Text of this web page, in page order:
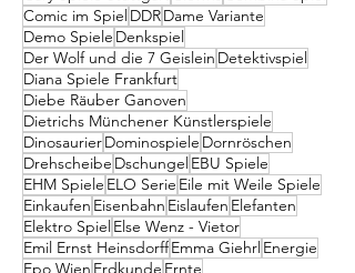
Comic im SpielDDRDame Variante
Demo Spiele Denkspiel
Der Wolf und die 7 Geislein Detektivspiel
Diana Spiele Frankfurt
Diebe Räuber Ganoven
Dietrichs Münchener Künstlerspiele
DinosaurierDominospiele Dornröschen
Drehscheibe DschungelEBU Spiele
EHM Spiele ELO Serie Eile mit Weile Spiele
Einkaufen Eisenbahn Eislaufen Elefanten
Elektro SpielElse Wenz - Vietor
Emil Ernst HeinsdorffEmma GiehrlEnergie
Epo Wien Erdkunde Ernte